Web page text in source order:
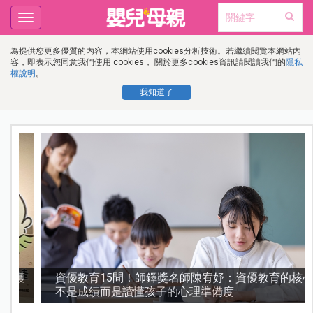
為提供您更多優質的內容，本網站使用cookies分析技術。若繼續閱覽本網站內
容，即表示您同意我們使用 cookies， 關於更多cookies資訊請閱讀我們的隱私
權說明 。
我知道了
Toggle
navigation
資優教育15問！師鐸獎名師陳宥妤：資優教育的核心，
不是成績而是讀懂孩子的心理準備度